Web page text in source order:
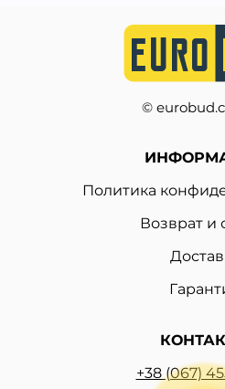
©
Политика
Возврат и
+38 (067)